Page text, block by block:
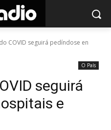
COVID seguirá pedíndose en
O País
seguirá
e